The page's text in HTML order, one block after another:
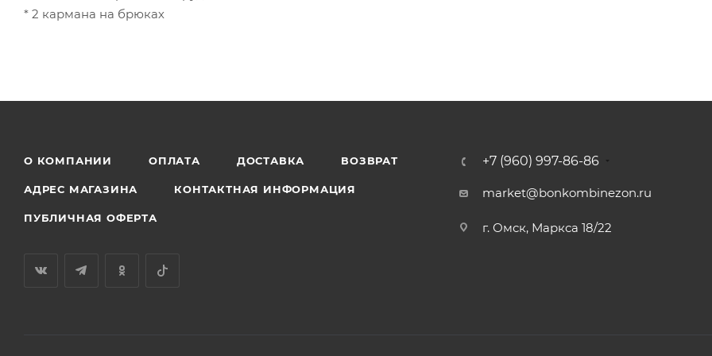
* 2 кармана на брюках
О КОМПАНИИ ОПЛАТА ДОСТАВКА ВОЗВРАТ
АДРЕС МАГАЗИНА КОНТАКТНАЯ ИНФОРМАЦИЯ
ПУБЛИЧНАЯ ОФЕРТА
+7 (960) 997-86-86
market@bonkombinezon.ru
г. Омск, Маркса 18/22